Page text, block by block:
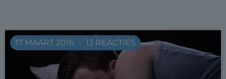
17 MAART 2016 13 REACTIES